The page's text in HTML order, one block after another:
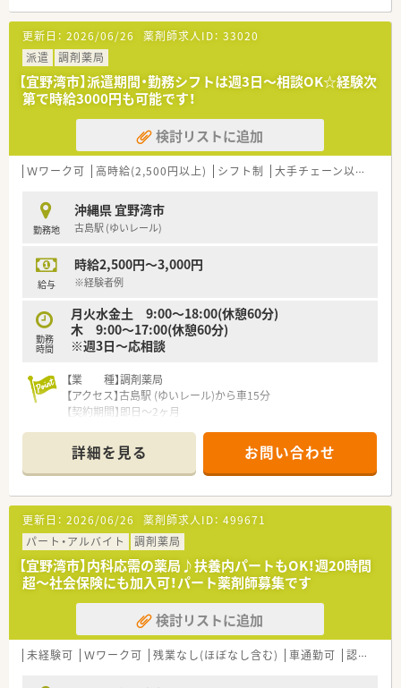
【募集背景と求める人物像について】
■今回は増員募集のため、これまでのご経験を活かして活躍でき
る方を求めています。
■年齢は50代前半までの方、またブランクのある方もご応募い
ただけます。
■周囲との円滑な連携を大切にしながら、業務に真摯に取り組め
る方を歓迎します。
【法人特徴について】
■福岡・沖縄を中心に関東・関西まで33店舗展開しているチェー
■無借金経営を続けており、安定した経営基盤の元で安心して長
く働けます。
■「性格・親切・迅速」を社是に掲げ、地域に根差した薬局運営を
【求人情報について】
慮し決定します。
■日曜祝日と、その他1日の週休2日制で、予定が立てやすい固定
の休みです。
感がありません。
更新日： 2026/06/26 薬剤師求人ID： 33020
派遣
調剤薬局
【宜野湾市】派遣期間・勤務シフトは週3日～相談OK☆経験次
第で時給3000円も可能です！
検討リストに追加
Ｗワーク可 高時給(2,500円以上) シフト制 大手チェーン以外
勤務地
沖縄県 宜野湾市
古島駅 (ゆいレール)
給与
時給2,500円～3,000円
※経験者例
勤務
時間
月火水金土 9:00～18:00(休憩60分)
木 9:00～17:00(休憩60分)
※週3日～応相談
【業 種】調剤薬局
【アクセス】古島駅 (ゆいレール)から車15分
【契約期間】即日～2ヶ月
【勤務時間】
月火水金土 9:00～18:00(休憩60分)
木 9:00～17:00(休憩60分)
※週3日～応相談
【応需科目】眼科,耳鼻科,形成外科
【応需枚数】113枚/日
【人員体制】薬剤師 常勤1名 パート2名 派遣1名
********************************
＼手厚いサポートが魅力のファルマスタッフ／
■万全のサポート体制：2名体制で担当がつきしっかりサポート！
■各種保険を完備：社会保険(週20時間以上)/雇用保険/薬剤師賠
償責任保険
■充実の休暇制度：有給休暇(6ヶ月以上勤務)、夏季休暇、慶弔休
詳細を見る お問い合わせ
更新日： 2026/06/26 薬剤師求人ID： 499671
パート・アルバイト
調剤薬局
【宜野湾市】内科応需の薬局♪扶養内パートもOK！週20時間
超～社会保険にも加入可！パート薬剤師募集です
検討リストに追加
未経験可 Ｗワーク可 残業なし(ほぼなし含む) 車通勤可 認定薬剤師取得支援あり